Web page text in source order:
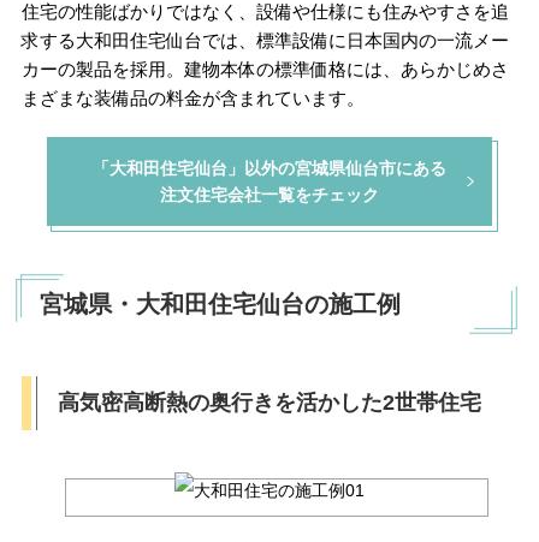
住宅の性能ばかりではなく、設備や仕様にも住みやすさを追
求する大和田住宅仙台では、標準設備に日本国内の一流メー
カーの製品を採用。建物本体の標準価格には、あらかじめさ
まざまな装備品の料金が含まれています。
「大和田住宅仙台」以外の宮城県仙台市にある
注文住宅会社一覧をチェック
宮城県・大和田住宅仙台の施工例
高気密高断熱の奥行きを活かした2世帯住宅